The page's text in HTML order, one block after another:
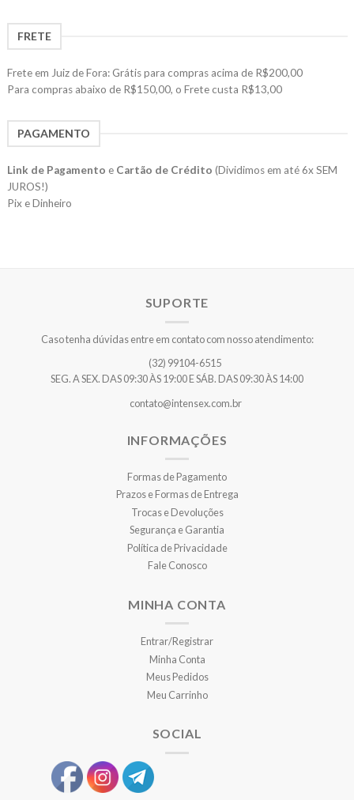
FRETE
Frete em Juiz de Fora: Grátis para compras acima de R$200,00
Para compras abaixo de R$150,00, o Frete custa R$13,00
PAGAMENTO
Link de Pagamento e Cartão de Crédito (Dividimos em até 6x SEM
JUROS!)
Pix e Dinheiro
SUPORTE
Caso tenha dúvidas entre em contato com nosso atendimento:
(32) 99104-6515
SEG. A SEX. DAS 09:30 ÀS 19:00 E SÁB. DAS 09:30 ÀS 14:00
contato@intensex.com.br
INFORMAÇÕES
Formas de Pagamento
Prazos e Formas de Entrega
Trocas e Devoluções
Segurança e Garantia
Política de Privacidade
Fale Conosco
MINHA CONTA
Entrar/Registrar
Minha Conta
Meus Pedidos
Meu Carrinho
SOCIAL